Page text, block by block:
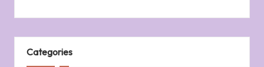
Categories